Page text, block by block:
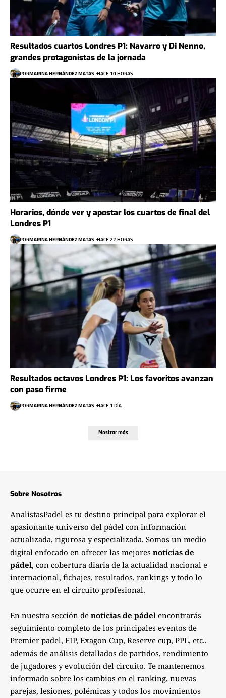
Resultados cuartos Londres P1: Navarro y Di Nenno,
grandes protagonistas de la jornada
PORMARINA HERNÁNDEZ MATAS HACE 10 HORAS
Horarios, dónde ver y apostar los cuartos de final del
Londres P1
PORMARINA HERNÁNDEZ MATAS HACE 22 HORAS
Resultados octavos Londres P1: Los favoritos avanzan
con paso firme
PORMARINA HERNÁNDEZ MATAS HACE 1 DÍA
Mostrar más
Sobre Nosotros
AnalistasPadel es tu destino principal para explorar el
apasionante universo del pádel con información
actualizada, rigurosa y especializada. Somos un medio
digital enfocado en ofrecer las mejores noticias de
pádel, con cobertura diaria de la actualidad nacional e
internacional, fichajes, resultados, rankings y todo lo
que ocurre en el circuito profesional.
En nuestra sección de noticias de pádel encontrarás
seguimiento completo de los principales eventos de
Premier padel, FIP, Exagon Cup, Reserve cup, PPL, etc..
además de análisis detallados de partidos, rendimiento
de jugadores y evolución del circuito. Te mantenemos
informado sobre los cambios en el ranking, nuevas
parejas, lesiones, polémicas y todos los movimientos